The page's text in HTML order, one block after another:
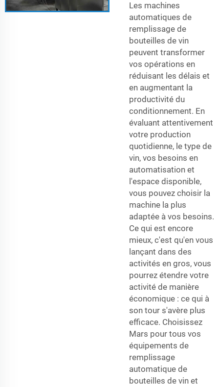
Les machines
automatiques de
remplissage de
bouteilles de vin
peuvent transformer
vos opérations en
réduisant les délais et
en augmentant la
productivité du
conditionnement. En
évaluant attentivement
votre production
quotidienne, le type de
vin, vos besoins en
automatisation et
l'espace disponible,
vous pouvez choisir la
machine la plus
adaptée à vos besoins.
Ce qui est encore
mieux, c'est qu'en vous
lançant dans des
activités en gros, vous
pourrez étendre votre
activité de manière
économique : ce qui à
son tour s'avère plus
efficace. Choisissez
Mars pour tous vos
équipements de
remplissage
automatique de
bouteilles de vin et